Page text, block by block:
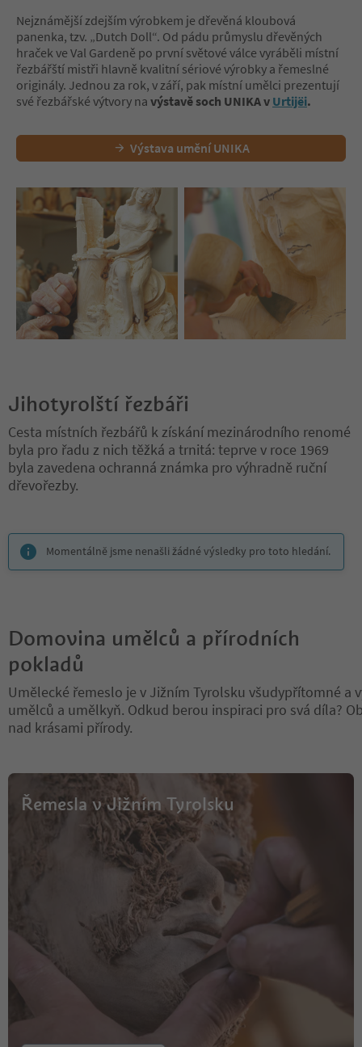
Nejznámější zdejším výrobkem je dřevěná kloubová
panenka, tzv. „Dutch Doll“. Od pádu průmyslu dřevěných
hraček ve Val Gardeně po první světové válce vyráběli místní
řezbářští mistři hlavně kvalitní sériové výrobky a řemeslné
originály. Jednou za rok, v září, pak místní umělci prezentují
své řezbářské výtvory na výstavě soch UNIKA v Urtijëi.
Výstava umění UNIKA
Jihotyrolští řezbáři
Cesta místních řezbářů k získání mezinárodního renomé
byla pro řadu z nich těžká a trnitá: teprve v roce 1969
byla zavedena ochranná známka pro výhradně ruční
dřevořezby.
Momentálně jsme nenašli žádné výsledky pro toto hledání.
Domovina umělců a přírodních
pokladů
Umělecké řemeslo je v Jižním Tyrolsku všudypřítomné a
umělců a umělkyň. Odkud berou inspiraci pro svá díla?
nad krásami přírody.
Řemesla v Jižním Tyrolsku